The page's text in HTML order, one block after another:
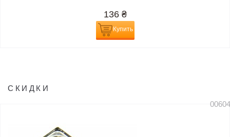
136 ₴
Купить
СКИДКИ